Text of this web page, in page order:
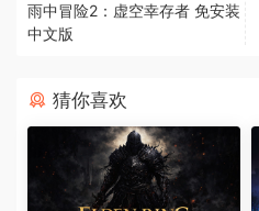
雨中冒险2：虚空幸存者 免安装
中文版
猜你喜欢